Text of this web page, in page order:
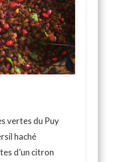
vertes du Puy
haché
d’un citron